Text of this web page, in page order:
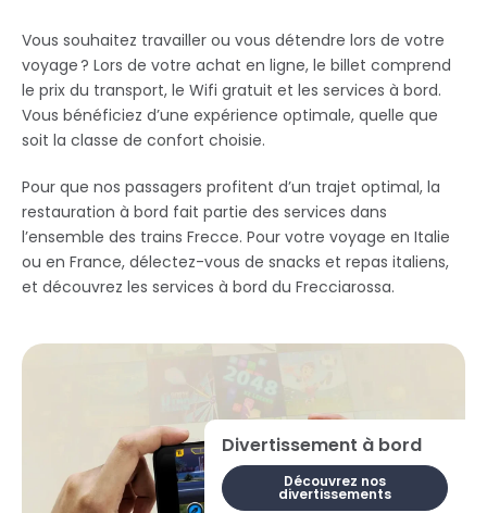
Vous souhaitez travailler ou vous détendre lors de votre
voyage ? Lors de votre achat en ligne, le billet comprend
le prix du transport, le Wifi gratuit et les services à bord.
Vous bénéficiez d’une expérience optimale, quelle que
soit la classe de confort choisie.
Pour que nos passagers profitent d’un trajet optimal, la
restauration à bord fait partie des services dans
l’ensemble des trains Frecce. Pour votre voyage en Italie
ou en France, délectez-vous de snacks et repas italiens,
et découvrez les services à bord du Frecciarossa.
Divertissement à bord
Découvrez nos
divertissements